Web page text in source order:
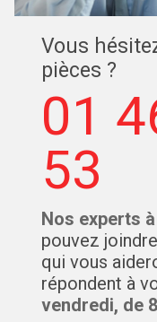
Vous
pièces ?
01
53
Nos experts
pouvez
qui vous
répondent à
vendredi, de